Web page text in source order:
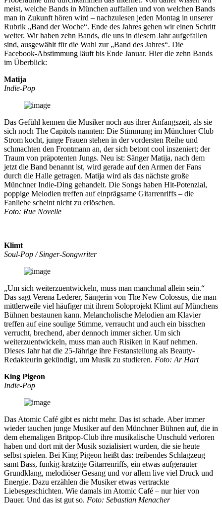
meist, welche Bands in München auffallen und von welchen Bands
man in Zukunft hören wird – nachzulesen jeden Montag in unserer
Rubrik „Band der Woche“. Ende des Jahres gehen wir einen Schritt
weiter. Wir haben zehn Bands, die uns in diesem Jahr aufgefallen
sind, ausgewählt für die Wahl zur „Band des Jahres“. Die
Facebook-Abstimmung läuft bis Ende Januar. Hier die zehn Bands
im Überblick:
Matija
Indie-Pop
Das Gefühl kennen die Musiker noch aus ihrer Anfangszeit, als sie
sich noch The Capitols nannten: Die Stimmung im Münchner Club
Strom kocht, junge Frauen stehen in der vordersten Reihe und
schmachten den Frontmann an, der sich betont cool inszeniert; der
Traum von präpotenten Jungs. Neu ist: Sänger Matija, nach dem
jetzt die Band benannt ist, wird gerade auf den Armen der Fans
durch die Halle getragen. Matija wird als das nächste große
Münchner Indie-Ding gehandelt. Die Songs haben Hit-Potenzial,
poppige Melodien treffen auf einprägsame Gitarrenriffs – die
Fanliebe scheint nicht zu erlöschen.
Foto: Rue Novelle
Klimt
Soul-Pop / Singer-Songwriter
„Um sich weiterzuentwickeln, muss man manchmal allein sein.“
Das sagt Verena Lederer, Sängerin von The New Colossus, die man
mittlerweile viel häufiger mit ihrem Soloprojekt Klimt auf Münchens
Bühnen bestaunen kann. Melancholische Melodien am Klavier
treffen auf eine soulige Stimme, verraucht und auch ein bisschen
verrucht, brechend, aber dennoch immer sicher. Um sich
weiterzuentwickeln, muss man auch Risiken in Kauf nehmen.
Dieses Jahr hat die 25-Jährige ihre Festanstellung als Beauty-
Redakteurin gekündigt, um Musik zu studieren. Foto: Ar Hart
King Pigeon
Indie-Pop
Das Atomic Café gibt es nicht mehr. Das ist schade. Aber immer
wieder tauchen junge Musiker auf den Münchner Bühnen auf, die in
dem ehemaligen Britpop-Club ihre musikalische Unschuld verloren
haben und dort mit der Musik sozialisiert wurden, die sie heute
selbst spielen. Bei King Pigeon heißt das: treibendes Schlagzeug
samt Bass, funkig-kratzige Gitarrenriffs, ein etwas aufgerauter
Grundklang, melodiöser Gesang und vor allem live viel Druck und
Energie. Dazu erzählen die Musiker etwas vertrackte
Liebesgeschichten. Wie damals im Atomic Café – nur hier von
Dauer. Und das ist gut so. Foto: Sebastian Menacher